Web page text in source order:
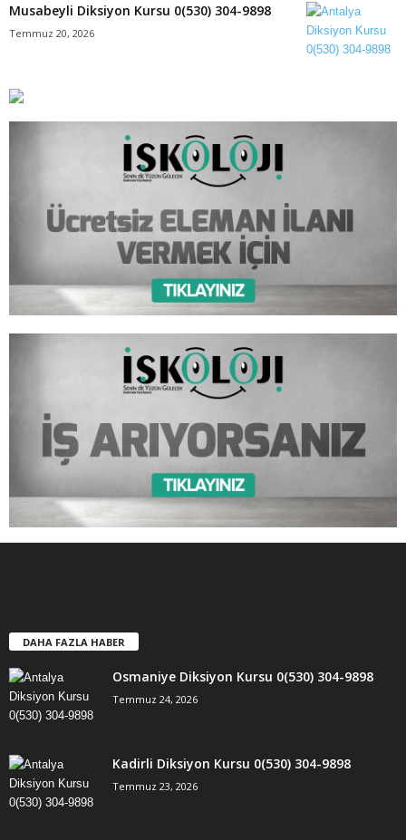
Musabeyli Diksiyon Kursu 0(530) 304-9898
Temmuz 20, 2026
DAHA FAZLA HABER
Osmaniye Diksiyon Kursu 0(530) 304-9898
Temmuz 24, 2026
Kadirli Diksiyon Kursu 0(530) 304-9898
Temmuz 23, 2026